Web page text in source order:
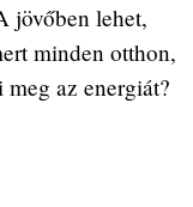
jövőben lehet,
minden otthon,
az energiát?